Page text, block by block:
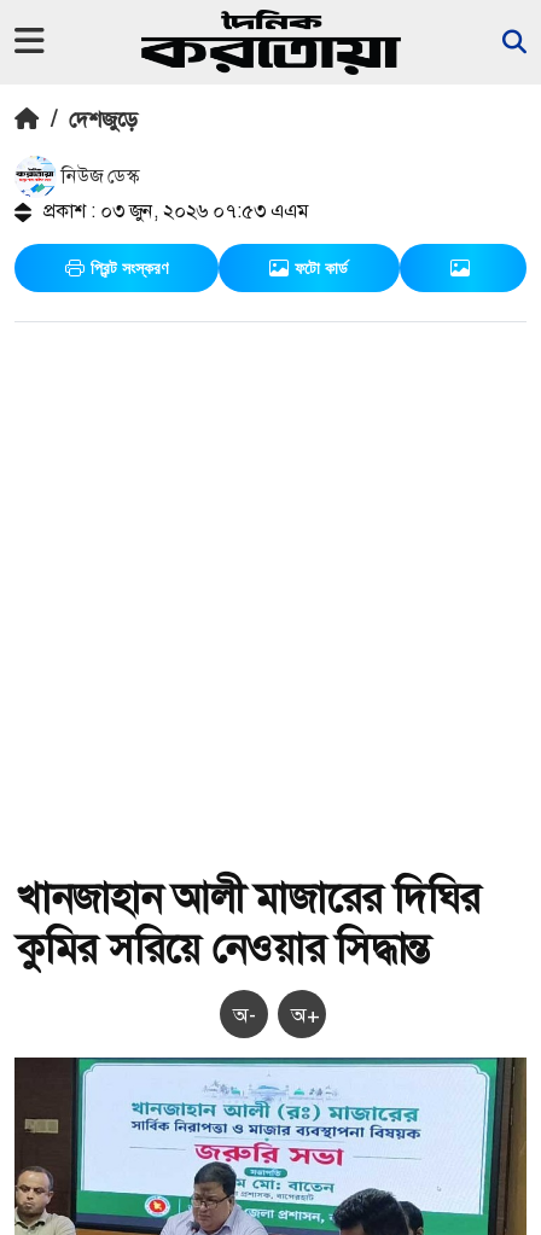
/ দেশজুড়ে
নিউজ ডেস্ক
প্রকাশ : ০৩ জুন, ২০২৬ ০৭:৫৩ এএম
প্রিন্ট সংস্করণ ফটো কার্ড
খানজাহান আলী মাজারের দিঘির
কুমির সরিয়ে নেওয়ার সিদ্ধান্ত
অ- অ+